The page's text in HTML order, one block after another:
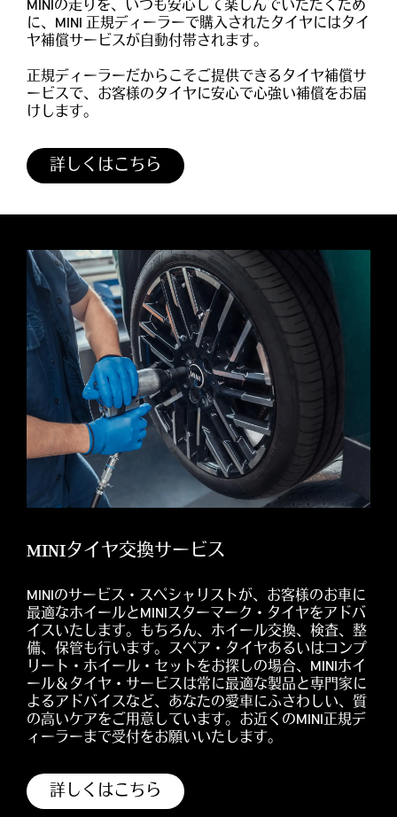
MINIの走りを、いつも安心して楽しんでいただくため
に、MINI 正規ディーラーで購入されたタイヤにはタイ
ヤ補償サービスが自動付帯されます。
正規ディーラーだからこそご提供できるタイヤ補償サ
ービスで、お客様のタイヤに安心で心強い補償をお届
けします。
詳しくはこちら
MINIタイヤ交換サービス
MINIのサービス・スペシャリストが、お客様のお車に
最適なホイールとMINIスターマーク・タイヤをアドバ
イスいたします。もちろん、ホイール交換、検査、整
備、保管も行います。スペア・タイヤあるいはコンプ
リート・ホイール・セットをお探しの場合、MINIホイ
ール＆タイヤ・サービスは常に最適な製品と専門家に
よるアドバイスなど、あなたの愛車にふさわしい、質
の高いケアをご用意しています。お近くのMINI正規デ
ィーラーまで受付をお願いいたします。
詳しくはこちら